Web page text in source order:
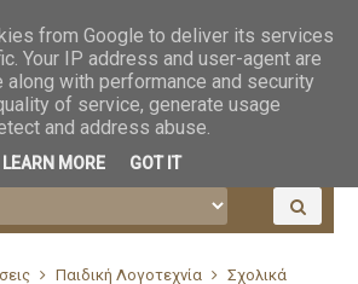
Παιδική Λογοτεχνία
Σχολικά
from Google to deliver its services
Your IP address and user-agent are
along with performance and security
of service, generate usage
and address abuse.
LEARN MORE GOT IT